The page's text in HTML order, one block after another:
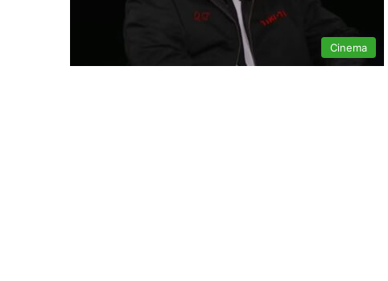
Cinema